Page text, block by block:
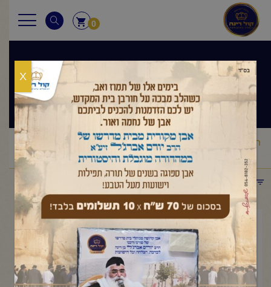
0
שיעורי הרב
ראשי שיעורי הרב /מסר יומי/הרב יורם אברג'ל – המסר היומי –
גאולת הריי"ץ – י"ג תמוז תשפ"ו
תפריט קטגוריות
הרב יורם אברג'ל – המסר היומי –
גאולת הריי"ץ – י"ג תמוז תשפ"ו
יוני 28, 2026
X